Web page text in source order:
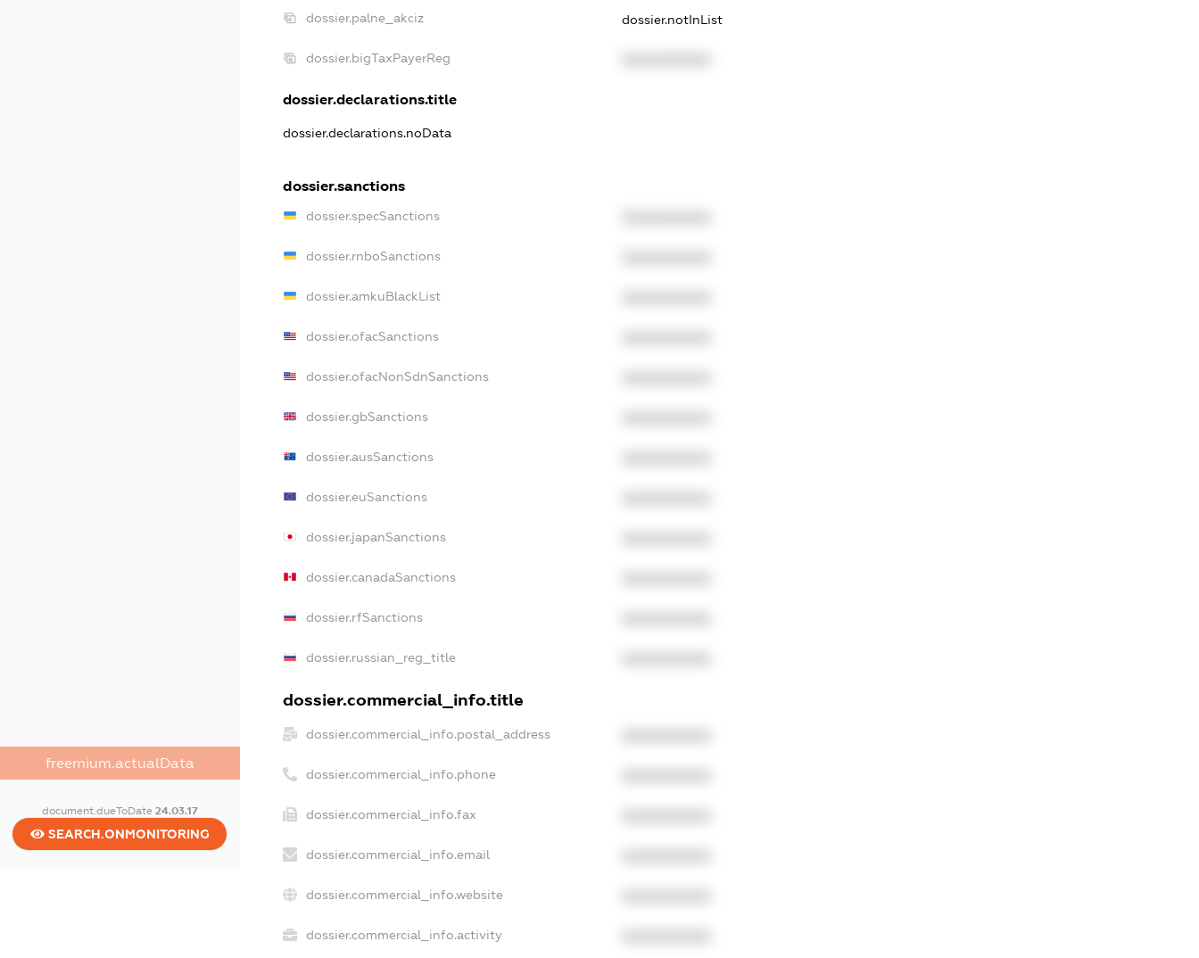
freemium.actualData
document.dueToDate 24.03.17
SEARCH.ONMONITORING
dossier.palne_akciz dossier.notInList
dossier.bigTaxPayerReg
dossier.declarations.title
dossier.declarations.noData
dossier.sanctions
dossier.specSanctions
dossier.rnboSanctions
dossier.amkuBlackList
dossier.ofacSanctions
dossier.ofacNonSdnSanctions
dossier.gbSanctions
dossier.ausSanctions
dossier.euSanctions
dossier.japanSanctions
dossier.canadaSanctions
dossier.rfSanctions
dossier.russian_reg_title
dossier.commercial_info.title
dossier.commercial_info.postal_address
dossier.commercial_info.phone
dossier.commercial_info.fax
dossier.commercial_info.email
dossier.commercial_info.website
dossier.commercial_info.activity